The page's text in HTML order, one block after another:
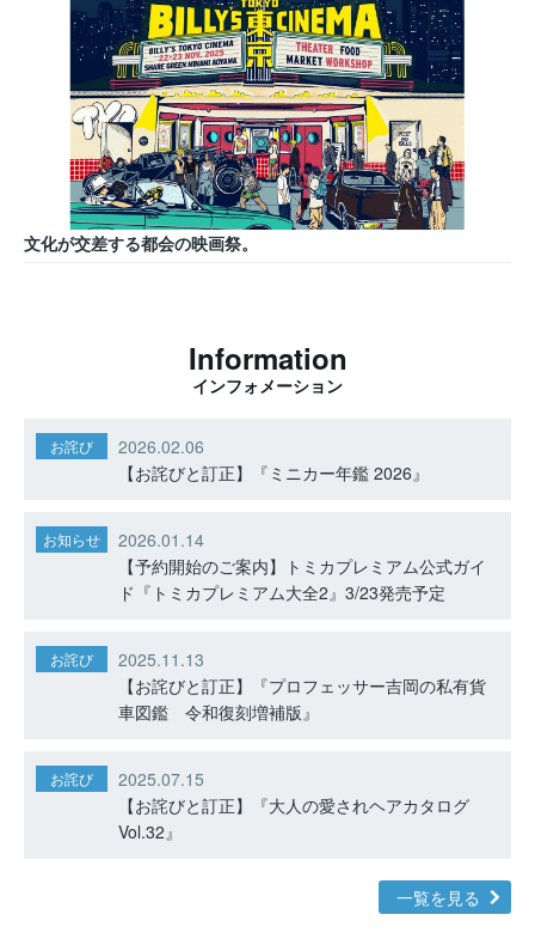
文化が交差する都会の映画祭。
Information
インフォメーション
お詫び
2026.02.06
【お詫びと訂正】『ミニカー年鑑 2026』
お知らせ
2026.01.14
【予約開始のご案内】トミカプレミアム公式ガイ
ド『トミカプレミアム大全2』3/23発売予定
お詫び
2025.11.13
【お詫びと訂正】『プロフェッサー吉岡の私有貨
車図鑑 令和復刻増補版』
お詫び
2025.07.15
【お詫びと訂正】『大人の愛されヘアカタログ
Vol.32』
一覧を見る